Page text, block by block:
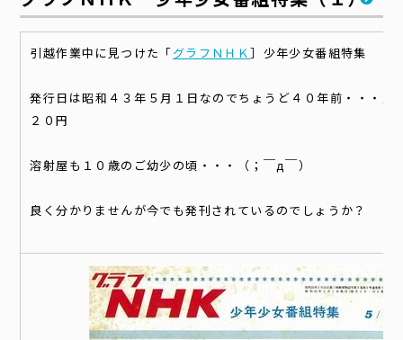
引越作業中に見つけた「グラフＮＨＫ］少年少女番組特集
発行日は昭和４３年５月１日なのでちょうど４０年前・・・定
２０円
溶射屋も１０歳のご幼少の頃・・・（；￣д￣）
良く分かりませんが今でも発刊されているのでしょうか？